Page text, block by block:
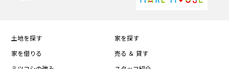
土地を探す
家を探す
家を借りる
売る ＆ 貸す